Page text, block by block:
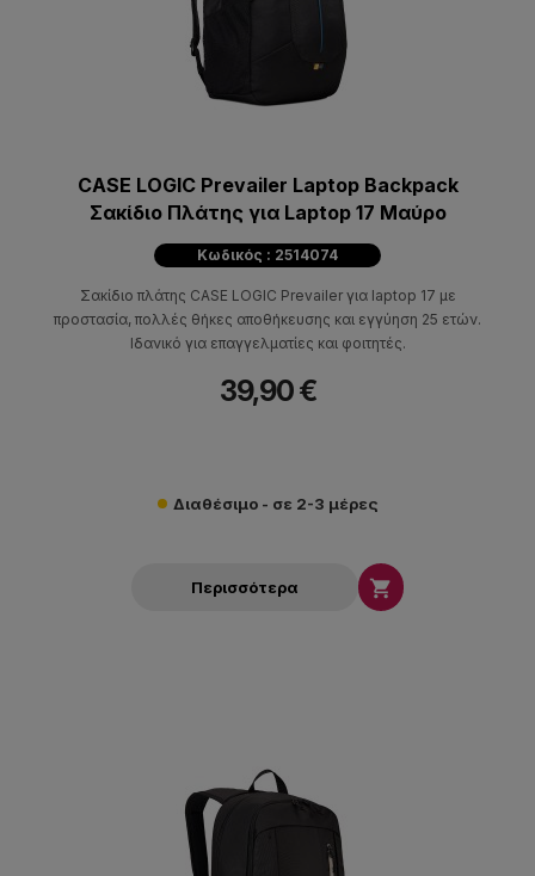
CASE LOGIC Prevailer Laptop Backpack
Σακίδιο Πλάτης για Laptop 17 Μαύρο
Κωδικός : 2514074
Σακίδιο πλάτης CASE LOGIC Prevailer για laptop 17 με
προστασία, πολλές θήκες αποθήκευσης και εγγύηση 25 ετών.
Ιδανικό για επαγγελματίες και φοιτητές.
39,90 €
Διαθέσιμο - σε 2-3 μέρες
Περισσότερα 